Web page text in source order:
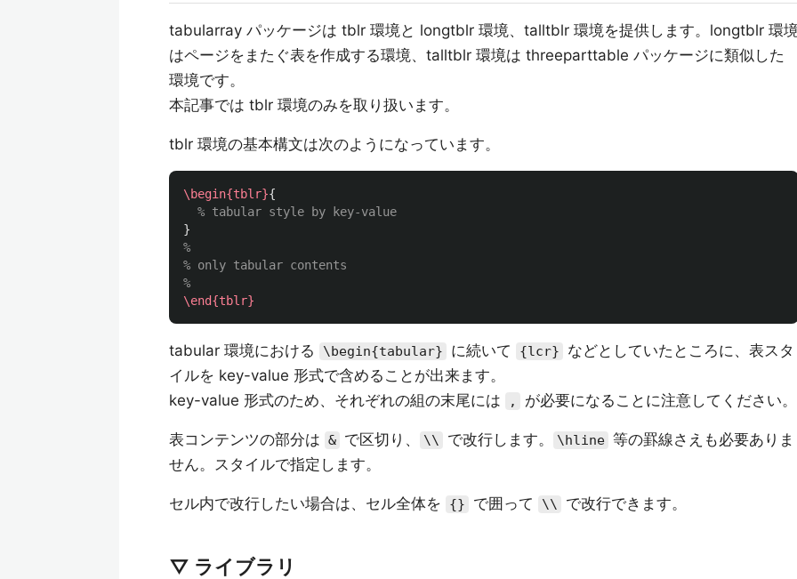
tabularray パッケージは tblr 環境と longtblr 環境、talltblr 環境を提供します。longtblr 環
はページをまたぐ表を作成する環境、talltblr 環境は threeparttable パッケージに類似した
環境です。
本記事では tblr 環境のみを取り扱います。
tblr 環境の基本構文は次のようになっています。
\begin{tblr}{
% tabular style by key-value
}
%
% only tabular contents
%
\end{tblr}
tabular 環境における \begin{tabular} に続いて {lcr}
などとしていたところに、表スタ
イルを key-value 形式で含めることが出来ます。
key-value 形式のため、それぞれの組の末尾には
, が必要になることに注意してください。
表コンテンツの部分は & で区切り、 \\ で改行します。 \hline 等の罫線さえも必要ありま
せん。スタイルで指定します。
セル内で改行したい場合は、セル全体を {} で囲って \\ で改行できます。
▽ ライブラリ